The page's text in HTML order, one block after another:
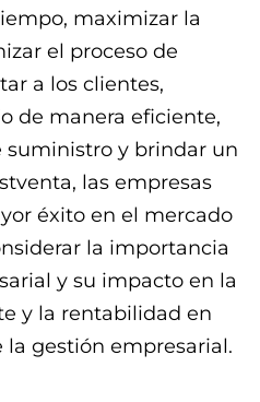
maximizar la
el proceso de
a los clientes,
de manera eficiente,
suministro y brindar un
las empresas
éxito en el mercado
la importancia
y su impacto en la
y la rentabilidad en
la gestión empresarial.